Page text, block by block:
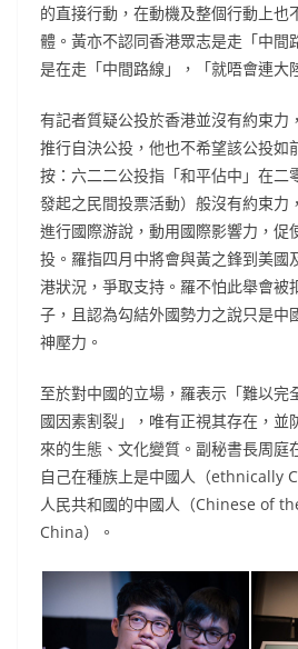
的直接行動，在動機及整個行動上也
體。黃亦不認同香港眾志是走「中間
是在走「中間路線」，「就唔會連大
有記者質疑公投於香港並沒有約束力
推行自決公投，他也不希望該公投如
按：六二二公投指「和平佔中」在二
發起之民間投票活動）般沒有約束力
進行國際游說，動用國際影響力，促
投。羅指四月中將會與黃之鋒到美國
港狀況，爭取支持。羅不怕此舉會被
子，且認為勾結外國勢力之說只是中
神壓力。
至於對中國的立場，羅表示「難以完
國因素割裂」，唯有正視其存在，並
來的生態、文化變質。副秘書長周庭
自己在種族上是中國人（ethnically
人民共和國的中國人（Chinese of
China）。